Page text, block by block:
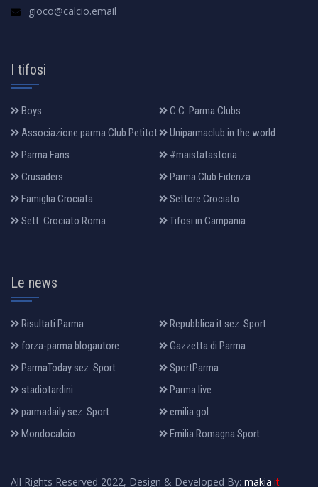
gioco@calcio.email
I tifosi
Boys
C.C. Parma Clubs
Associazione parma Club Petitot
Uniparmaclub in the world
Parma Fans
#maistatastoria
Crusaders
Parma Club Fidenza
Famiglia Crociata
Settore Crociato
Sett. Crociato Roma
Tifosi in Campania
Le news
Risultati Parma
Repubblica.it sez. Sport
forza-parma blogautore
Gazzetta di Parma
ParmaToday sez. Sport
SportParma
stadiotardini
Parma live
parmadaily sez. Sport
emilia gol
Mondocalcio
Emilia Romagna Sport
All Rights Reserved 2022, Design & Developed By: makia.it